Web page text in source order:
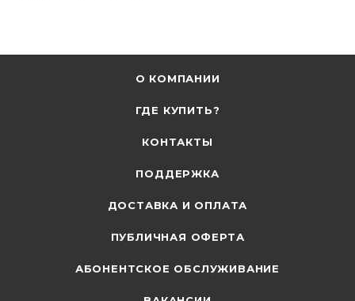
О КОМПАНИИ
ГДЕ КУПИТЬ?
КОНТАКТЫ
ПОДДЕРЖКА
ДОСТАВКА И ОПЛАТА
ПУБЛИЧНАЯ ОФЕРТА
АБОНЕНТСКОЕ ОБСЛУЖИВАНИЕ